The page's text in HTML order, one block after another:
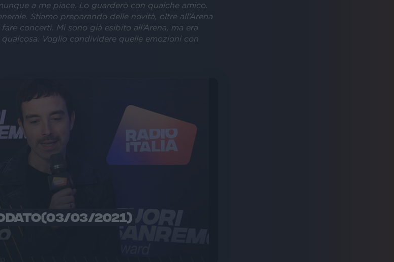
a me piace. Lo guarderò con qualche amico.
Stiamo preparando delle novità, oltre all’Arena
concerti. Mi sono già esibito all’Arena, ma era
Voglio condividere quelle emozioni con
03/2021)